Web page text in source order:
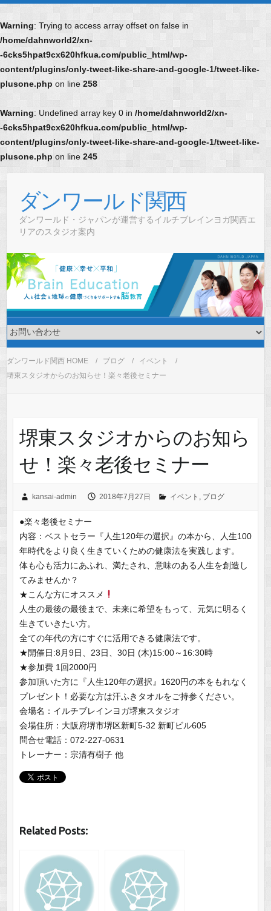
Warning: Trying to access array offset on false in
/home/dahnworld2/xn-
-6cks5hpat9cx620hfkua.com/public_html/wp-
content/plugins/only-tweet-like-share-and-google-1/tweet-like-
plusone.php on line 258
Warning: Undefined array key 0 in /home/dahnworld2/xn-
-6cks5hpat9cx620hfkua.com/public_html/wp-
content/plugins/only-tweet-like-share-and-google-1/tweet-like-
plusone.php on line 245
contentダンワールド関西
ダンワールド・ジャパンが運営するイルチブレインヨガ関西エ
リアのスタジオ案内
ダンワールド関西 HOME ブログ
イベント
堺東スタジオからのお知らせ！楽々老後セミナー
堺東スタジオからのお知ら
せ！楽々老後セミナー
kansai-admin 2018年7月27日 イベント ブログ
●楽々老後セミナー
内容：ベストセラー『人生120年の選択』の本から、人生100
年時代をより良く生きていくための健康法を実践します。
体も心も活力にあふれ、満たされ、意味のある人生を創造し
てみませんか？
★こんな方にオススメ
人生の最後の最後まで、未来に希望をもって、元気に明るく
生きていきたい方。
全ての年代の方にすぐに活用できる健康法です。
★開催日:8月9日、23日、30日 (木)15:00～16:30時
★参加費 1回2000円
参加頂いた方に『人生120年の選択』1620円の本をもれなく
プレゼント！必要な方は汗ふきタオルをご持参ください。
会場名：イルチブレインヨガ堺東スタジオ
会場住所：大阪府堺市堺区新町5-32 新町ビル605
問合せ電話：072-227-0631
トレーナー：宗清有樹子 他
Related Posts: